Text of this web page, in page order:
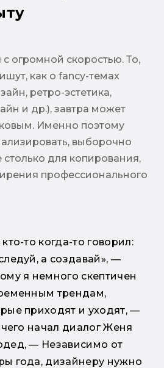
огромной скоростью. То,
как о fancy-темах
ретро-эстетика,
и др.), завтра может
Именно поэтому
выборочно
для копирования,
профессионального
кто-то когда-то говорил:
а создавай», —
я немного скептичен
трендам,
приходят и уходят, —
чего начал диалог Женя
— Независимо от
года, дизайнеру нужно